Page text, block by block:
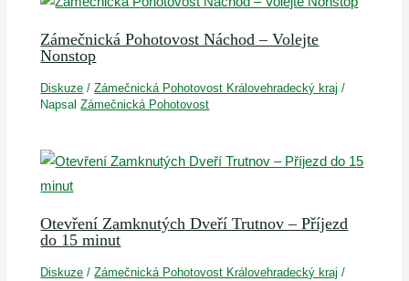
Zámečnická Pohotovost Náchod – Volejte
Nonstop
Diskuze /Zámečnická Pohotovost Královehradecký kraj /
NapsalZámečnická Pohotovost
Otevření Zamknutých Dveří Trutnov – Příjezd
do 15 minut
Diskuze /Zámečnická Pohotovost Královehradecký kraj /